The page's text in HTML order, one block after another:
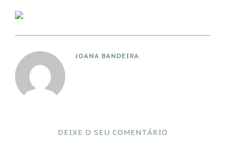
JOANA BANDEIRA
DEIXE O SEU COMENTÁRIO